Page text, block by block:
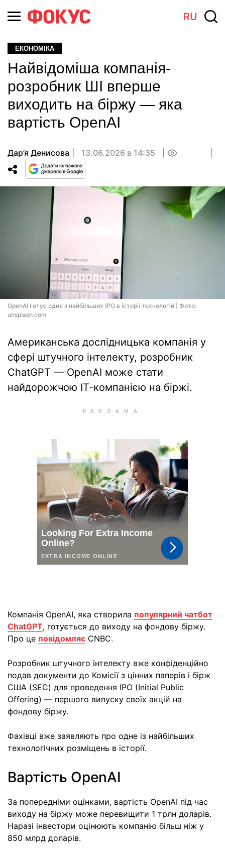
RU
ЕКОНОМІКА
Найвідоміша компанія-
розробник ШІ вперше
виходить на біржу — яка
вартість OpenAI
Дар’я Денисова 13.06.2026 в 14:35
OpenAI готує одне з найбільших IPO в історії технологій | Фото:
unsplash.com
Американська дослідницька компанія у
сфері штучного інтелекту, розробник
ChatGPT — OpenAI може стати
найдорожчою IT-компанією на біржі.
Компанія OpenAI, яка створила популярний чатбот
ChatGPT, готується до виходу на фондову біржу.
Про це повідомляє CNBC.
Розробник штучного інтелекту вже конфіденційно
подав документи до Комісії з цінних паперів і бірж
США (SEC) для проведення IPO (Initial Public
Offering) — першого випуску своїх акцій на
фондову біржу.
Фахівці вже заявляють про одне із найбільших
технологічних розміщень в історії.
Вартість OpenAI
За попередніми оцінками, вартість OpenAI під час
виходу на біржу може перевищити 1 трлн доларів.
Наразі інвестори оцінюють компанію більш ніж у
850 млрд доларів.